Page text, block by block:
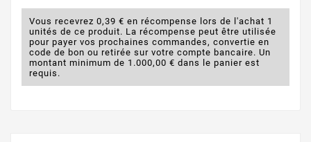
Vous recevrez 0,39 € en récompense lors de l'achat 1
unités de ce produit. La récompense peut être utilisée
pour payer vos prochaines commandes, convertie en
code de bon ou retirée sur votre compte bancaire. Un
montant minimum de 1.000,00 € dans le panier est
requis.